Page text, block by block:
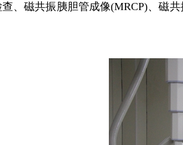
、磁共振胰胆管成像(MRCP)、磁